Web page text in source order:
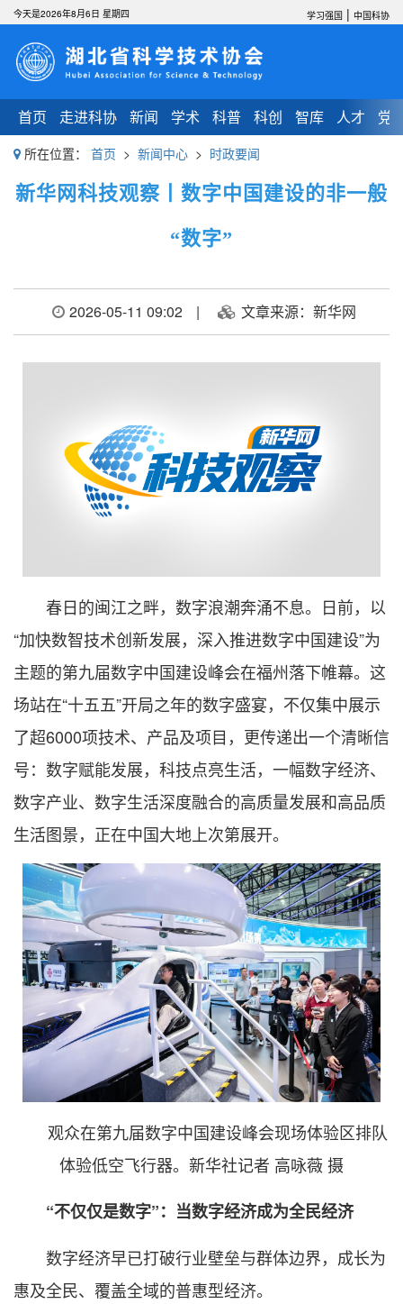
首页 走进科协 新闻 学术 科普 科创 智库 人才 党
今天是2026年8月6日 星期四 学习强国 | 中国科协
所在位置： 首页 > 新闻中心 > 时政要闻
新华网科技观察丨数字中国建设的非一般
“数字”
2026-05-11 09:02 | 文章来源：新华网
春日的闽江之畔，数字浪潮奔涌不息。日前，以
“加快数智技术创新发展，深入推进数字中国建设”为
主题的第九届数字中国建设峰会在福州落下帷幕。这
场站在“十五五”开局之年的数字盛宴，不仅集中展示
了超6000项技术、产品及项目，更传递出一个清晰信
号：数字赋能发展，科技点亮生活，一幅数字经济、
数字产业、数字生活深度融合的高质量发展和高品质
生活图景，正在中国大地上次第展开。
观众在第九届数字中国建设峰会现场体验区排队
体验低空飞行器。新华社记者 高咏薇 摄
“不仅仅是数字”：当数字经济成为全民经济
数字经济早已打破行业壁垒与群体边界，成长为
惠及全民、覆盖全域的普惠型经济。